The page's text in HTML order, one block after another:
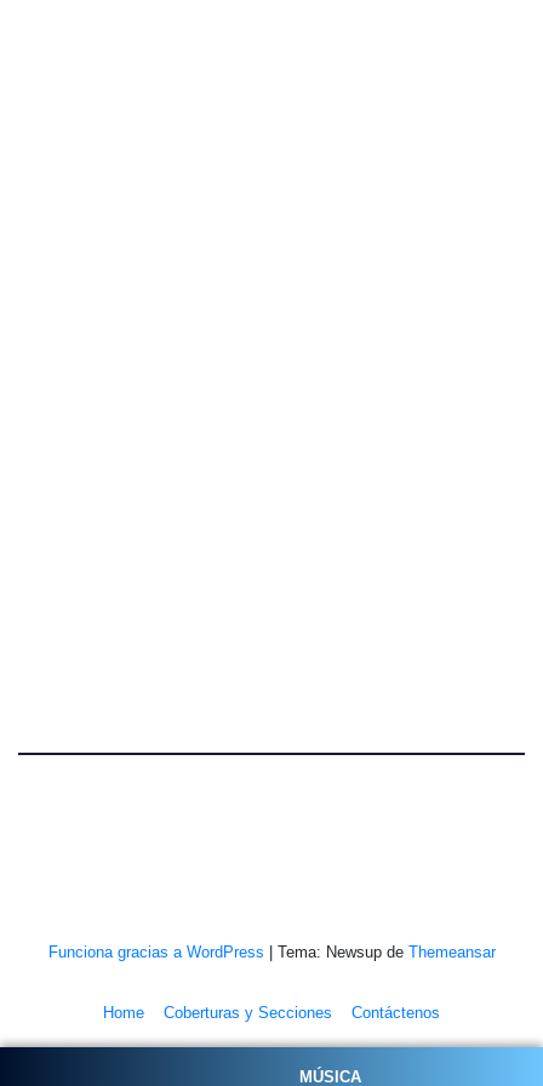
MÚSICA
Funciona gracias a WordPress Tema: Newsup de Themeansar
Home Coberturas y Secciones Contáctenos